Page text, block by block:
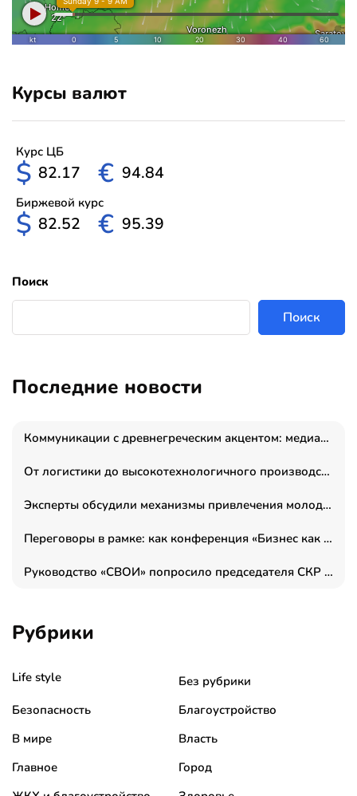
Курсы валют
Курс ЦБ
$ 82.17 € 94.84
Биржевой курс
$ 82.52 € 95.39
Поиск
Поиск
Последние новости
Коммуникации с древнегреческим акцентом: медиаменеджер и журналист Владимир Дергачев запустил коммуникационное агентство «Сократ 2.0»
От логистики до высокотехнологичного производства: как основатель “гагаринга” выстраивает экосистему безопасности и гражданских БПЛА
Эксперты обсудили механизмы привлечения молодых специалистов в промышленные города
Переговоры в рамке: как конференция «Бизнес как искусство» переформатирует деловой этикет в стенах ТПП РФ
Руководство «СВОИ» попросило председателя СКР дать правовую оценку обысков в тыловом штабе
Рубрики
Life style
Без рубрики
Безопасность
Благоустройство
В мире
Власть
Главное
Город